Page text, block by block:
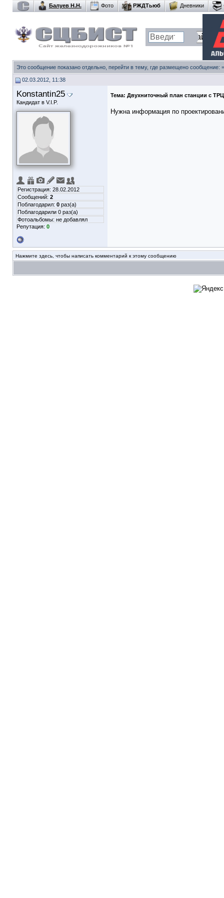
Балуев Н.Н. Фото РЖДТьюб Дневники
Это сообщение показано отдельно, перейти в тему, где размещено сообщение:
02.03.2012, 11:38
Konstantin25
Кандидат в V.I.P.
Регистрация: 28.02.2012
Сообщений: 2
Поблагодарил: 0 раз(а)
Поблагодарили 0 раз(а)
Фотоальбомы: не добавлял
Репутация: 0
Тема: Двухниточный план станции с ТРЦ
Нужна информация по
Нажмите здесь, чтобы написать комментарий к этому сообщению